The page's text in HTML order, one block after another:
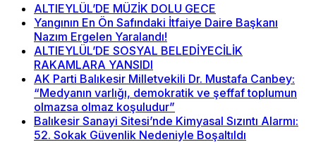
ALTIEYLÜL’DE MÜZİK DOLU GECE
Yangının En Ön Safındaki İtfaiye Daire Başkanı
Nazım Ergelen Yaralandı!
ALTIEYLÜL’DE SOSYAL BELEDİYECİLİK
RAKAMLARA YANSIDI
AK Parti Balıkesir Milletvekili Dr. Mustafa Canbey:
“Medyanın varlığı, demokratik ve şeffaf toplumun
olmazsa olmaz koşuludur”
Balıkesir Sanayi Sitesi’nde Kimyasal Sızıntı Alarmı:
52. Sokak Güvenlik Nedeniyle Boşaltıldı